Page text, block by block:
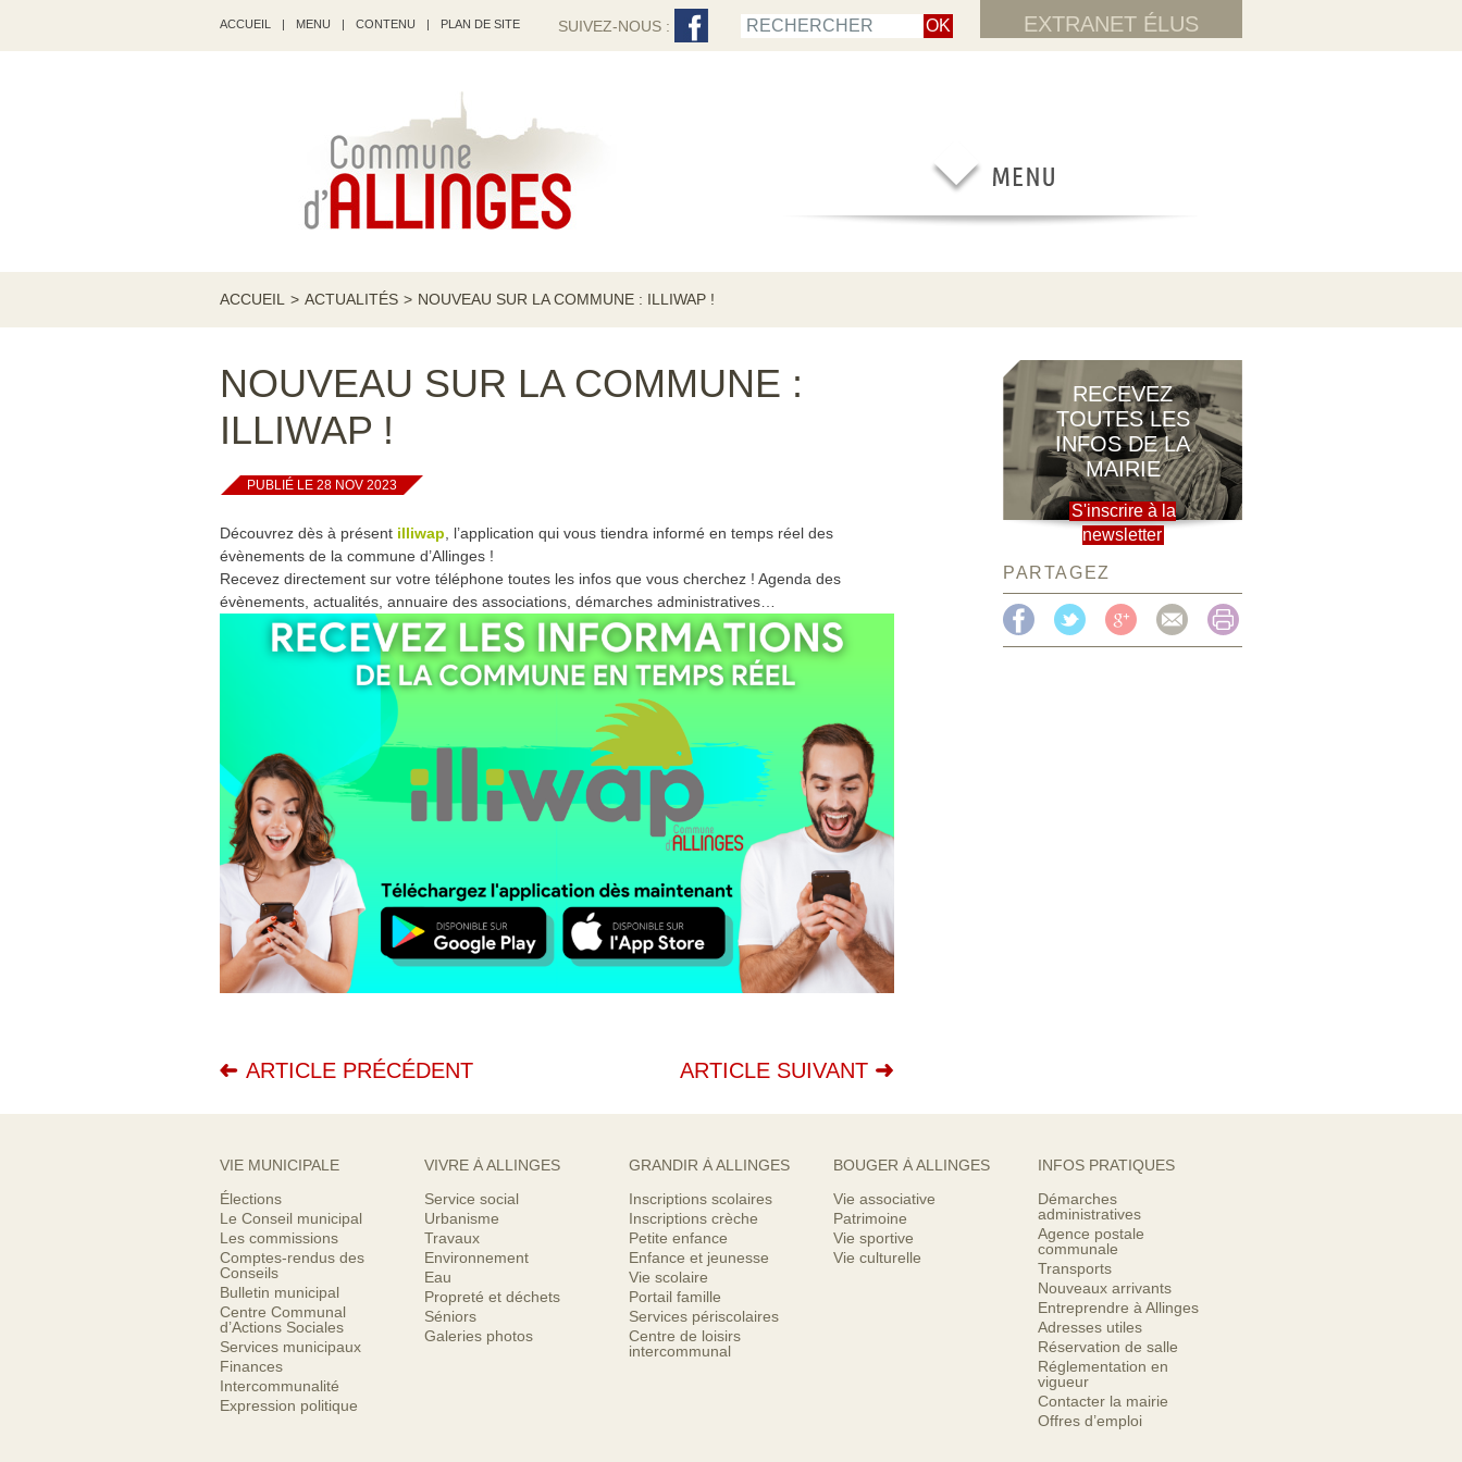
ACCUEIL | MENU | CONTENU | PLAN DE SITE EXTRANET ÉLUS
SUIVEZ-NOUS :
ACCUEIL > ACTUALITÉS > NOUVEAU SUR LA COMMUNE : ILLIWAP !
NOUVEAU SUR LA COMMUNE :
ILLIWAP !
PUBLIÉ LE 28 NOV 2023
Découvrez dès à présent illiwap , l’application qui vous tiendra informé en temps réel des
évènements de la commune d’Allinges !
Recevez directement sur votre téléphone toutes les infos que vous cherchez ! Agenda des
évènements, actualités, annuaire des associations, démarches administratives…
ARTICLE PRÉCÉDENT ARTICLE SUIVANT
RECEVEZ
TOUTES LES
INFOS DE LA
MAIRIE
S'inscrire à la
newsletter
PARTAGEZ
VIE MUNICIPALE
Élections
Le Conseil municipal
Les commissions
Comptes-rendus des
Conseils
Bulletin municipal
Centre Communal
d’Actions Sociales
Services municipaux
Finances
Intercommunalité
Expression politique
VIVRE À ALLINGES
Service social
Urbanisme
Travaux
Environnement
Eau
Propreté et déchets
Séniors
Galeries photos
GRANDIR À ALLINGES
Inscriptions scolaires
Inscriptions crèche
Petite enfance
Enfance et jeunesse
Vie scolaire
Portail famille
Services périscolaires
Centre de loisirs
intercommunal
BOUGER À ALLINGES
Vie associative
Patrimoine
Vie sportive
Vie culturelle
INFOS PRATIQUES
Démarches
administratives
Agence postale
communale
Transports
Nouveaux arrivants
Entreprendre à Allinges
Adresses utiles
Réservation de salle
Réglementation en
vigueur
Contacter la mairie
Offres d’emploi